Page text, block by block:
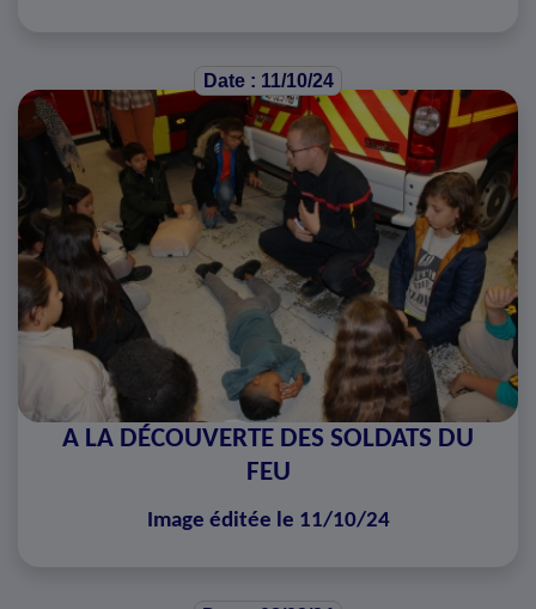
Date : 11/10/24
A LA DÉCOUVERTE DES SOLDATS DU
FEU
Image éditée le 11/10/24